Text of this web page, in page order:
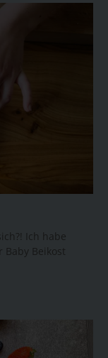
Ich habe
Beikost